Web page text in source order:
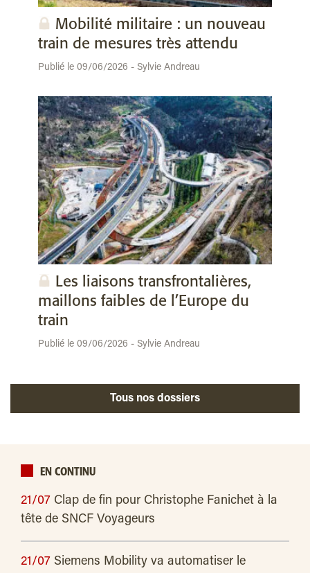
Mobilité militaire : un nouveau
train de mesures très attendu
Publié le 09/06/2026 - Sylvie Andreau
Les liaisons transfrontalières,
maillons faibles de l’Europe du
train
Publié le 09/06/2026 - Sylvie Andreau
Tous nos dossiers
EN CONTINU
21/07 Clap de fin pour Christophe Fanichet à la
tête de SNCF Voyageurs
21/07 Siemens Mobility va automatiser le